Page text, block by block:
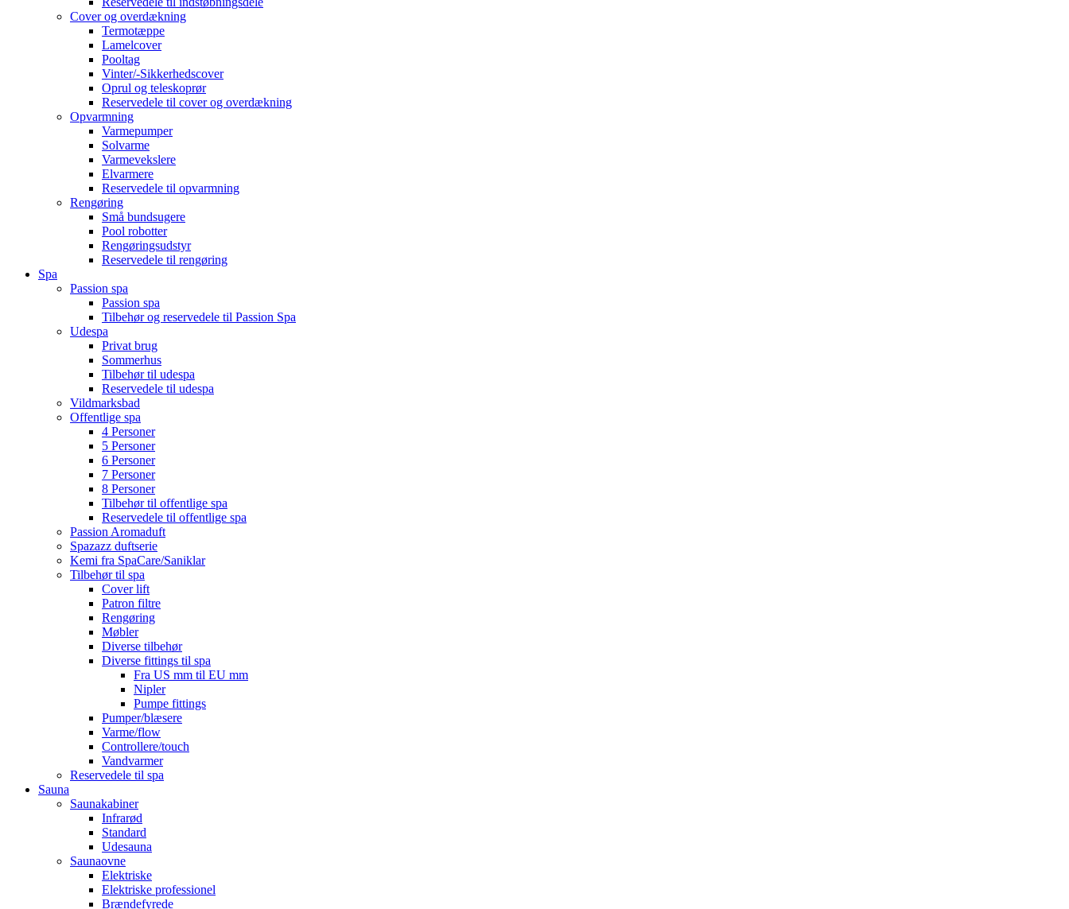
Cover og overdækning
Termotæppe
Lamelcover
Pooltag
Vinter/-Sikkerhedscover
Oprul og teleskoprør
Reservedele til cover og overdækning
Opvarmning
Varmepumper
Solvarme
Varmevekslere
Elvarmere
Reservedele til opvarmning
Rengøring
Små bundsugere
Pool robotter
Rengøringsudstyr
Reservedele til rengøring
Spa
Passion spa
Passion spa
Tilbehør og reservedele til Passion Spa
Udespa
Privat brug
Sommerhus
Tilbehør til udespa
Reservedele til udespa
Vildmarksbad
Offentlige spa
4 Personer
5 Personer
6 Personer
7 Personer
8 Personer
Tilbehør til offentlige spa
Reservedele til offentlige spa
Passion Aromaduft
Spazazz duftserie
Kemi fra SpaCare/Saniklar
Tilbehør til spa
Cover lift
Patron filtre
Rengøring
Møbler
Diverse tilbehør
Diverse fittings til spa
Fra US mm til EU mm
Nipler
Pumpe fittings
Pumper/blæsere
Varme/flow
Controllere/touch
Vandvarmer
Reservedele til spa
Sauna
Saunakabiner
Infrarød
Standard
Udesauna
Saunaovne
Elektriske
Elektriske professionel
Brændefyrede